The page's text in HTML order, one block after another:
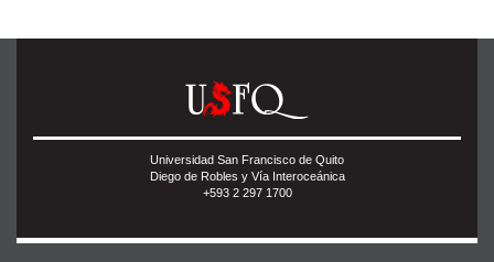
Universidad San Francisco de Quito
Diego de Robles y Vía Interoceánica
+593 2 297 1700